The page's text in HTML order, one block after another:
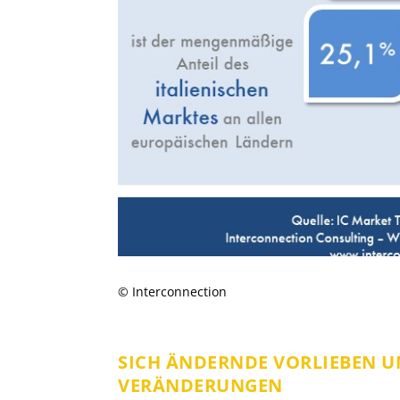
© Interconnection
SICH ÄNDERNDE VORLIEBEN
VERÄNDERUNGEN